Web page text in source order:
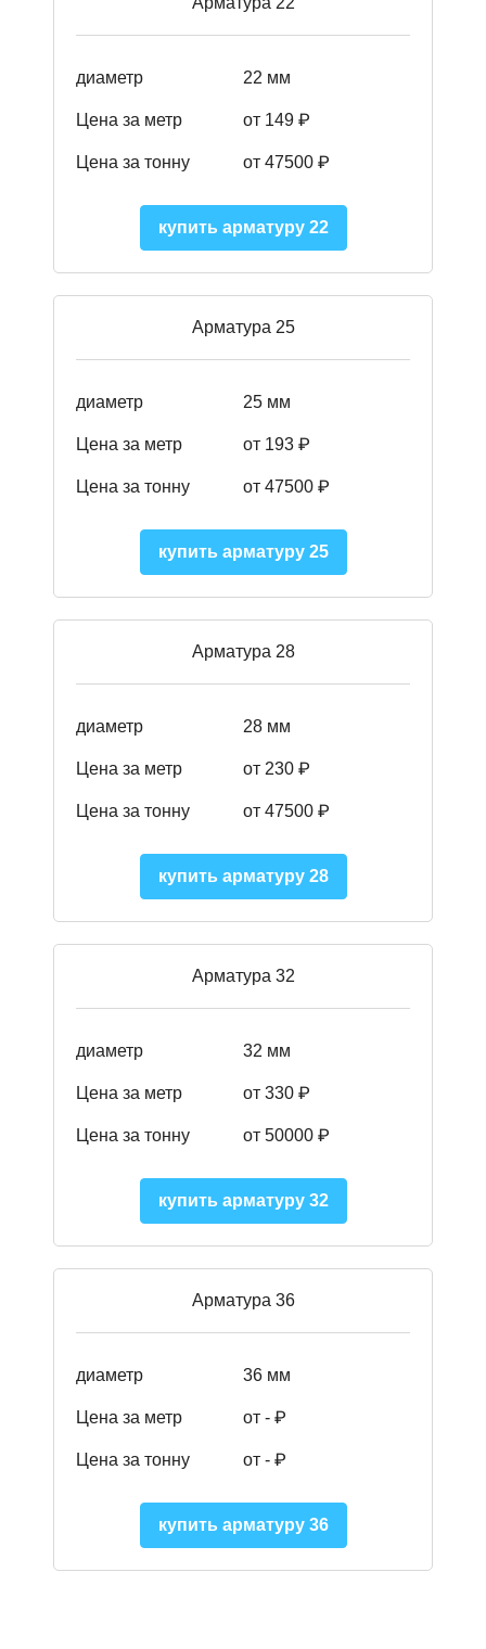
диаметр 22 мм
Цена за метр от 149 ₽
Цена за тонну от 47500 ₽
купить арматуру 22
Арматура 25
диаметр 25 мм
Цена за метр от 193 ₽
Цена за тонну от 47500 ₽
купить арматуру 25
Арматура 28
диаметр 28 мм
Цена за метр от 230 ₽
Цена за тонну от 47500 ₽
купить арматуру 28
Арматура 32
диаметр 32 мм
Цена за метр от 330 ₽
Цена за тонну от 50000 ₽
купить арматуру 32
Арматура 36
диаметр 36 мм
Цена за метр от - ₽
Цена за тонну от - ₽
купить арматуру 36